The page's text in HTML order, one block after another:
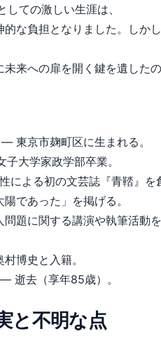
ての激しい生涯は、
的な負担となりました。しか
来への扉を開く鍵を遺した
— 東京市麹町区に生まれる。
大学家政学部卒業。
による初の文芸誌『青鞜』を
陽であった」を掲げる。
題に関する講演や執筆活動
博史と入籍。
— 逝去（享年85歳）。
と不明な点